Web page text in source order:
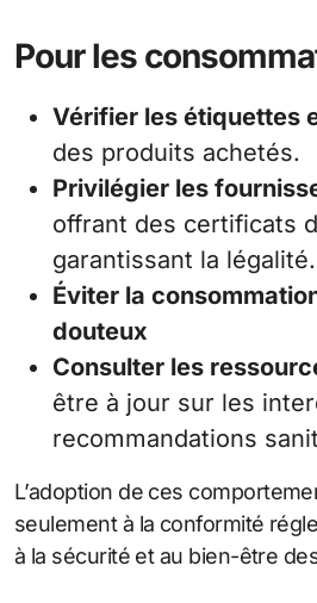
Pour les
Vérifier les étiquettes
des produits achetés.
Privilégier les
offrant des certificats
garantissant la légalité.
Éviter la
douteux
Consulter les
être à jour sur les
recommandations
L’adoption de ces
seulement à la conformité
à la sécurité et au bien-être